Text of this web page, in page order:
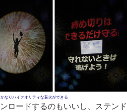
なりハイクオリティな花火ができる
ロードするのもいいし、ステンド